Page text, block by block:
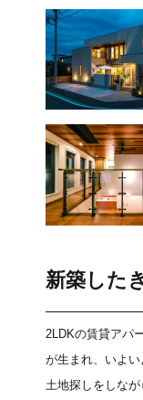
新築した
2LDKの賃貸アパ
が生まれ、いよ
土地探しをしな